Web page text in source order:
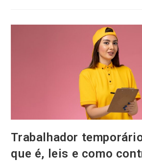
Trabalhador
que é, leis e como